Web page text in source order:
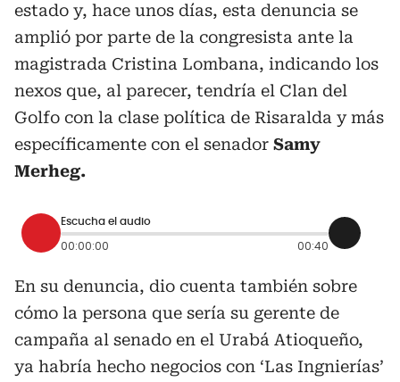
estado y, hace unos días, esta denuncia se
amplió por parte de la congresista ante la
magistrada Cristina Lombana, indicando los
nexos que, al parecer, tendría el Clan del
Golfo con la clase política de Risaralda y más
específicamente con el senador Samy
Merheg.
Escucha el audio
00:00:00 00:40
En su denuncia, dio cuenta también sobre
cómo la persona que sería su gerente de
campaña al senado en el Urabá Atioqueño,
ya habría hecho negocios con ‘Las Ingnierías’